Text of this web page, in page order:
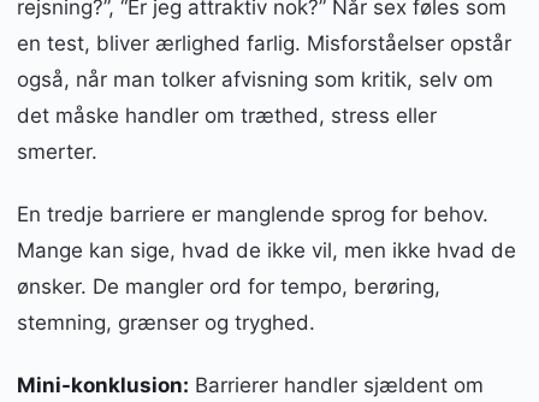
rejsning?”, “Er jeg attraktiv nok?” Når sex føles som
en test, bliver ærlighed farlig. Misforståelser opstår
også, når man tolker afvisning som kritik, selv om
det måske handler om træthed, stress eller
smerter.
En tredje barriere er manglende sprog for behov.
Mange kan sige, hvad de ikke vil, men ikke hvad de
ønsker. De mangler ord for tempo, berøring,
stemning, grænser og tryghed.
Mini-konklusion: Barrierer handler sjældent om